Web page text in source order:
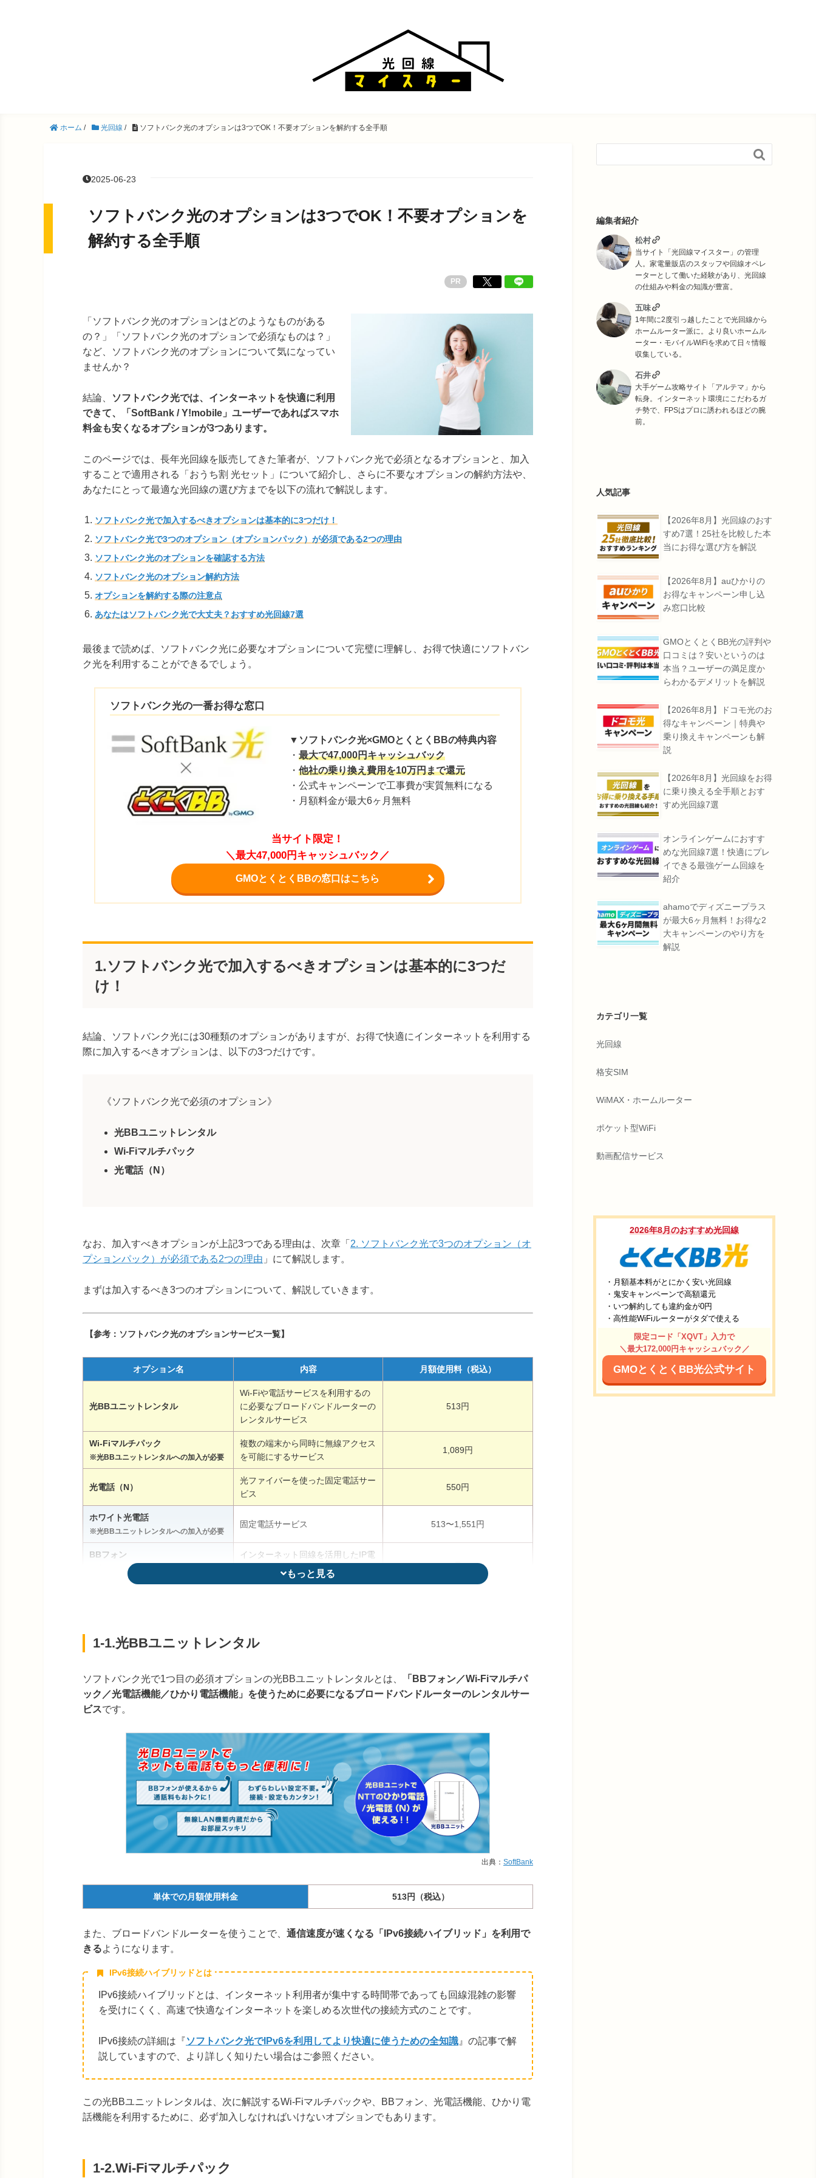
ホーム / 光回線 / ソフトバンク光のオプションは3つでOK！不要オプションを解約する全手順
2025-06-23
ソフトバンク光のオプションは3つでOK！不要オプションを
解約する全手順
PR
「ソフトバンク光のオプションはどのようなものがある
の？」「ソフトバンク光のオプションで必須なものは？」
など、ソフトバンク光のオプションについて気になってい
ませんか？
結論、
ソフトバンク光では、インターネットを快適に利用
できて、「SoftBank / Y!mobile」ユーザーであればスマホ
料金も安くなるオプションが3つあります。
このページでは、長年光回線を販売してきた筆者が、ソフトバンク光で必須となるオプションと、加入
することで適用される「おうち割 光セット」について紹介し、さらに不要なオプションの解約方法や、
あなたにとって最適な光回線の選び方までを以下の流れで解説します。
ソフトバンク光で加入するべきオプションは基本的に3つだけ！
ソフトバンク光で3つのオプション（オプションパック）が必須である2つの理由
ソフトバンク光のオプションを確認する方法
ソフトバンク光のオプション解約方法
オプションを解約する際の注意点
あなたはソフトバンク光で大丈夫？おすすめ光回線7選
最後まで読めば、ソフトバンク光に必要なオプションについて完璧に理解し、お得で快適にソフトバン
ク光を利用することができるでしょう。
ソフトバンク光の一番お得な窓口
▼ソフトバンク光×GMOとくとくBBの特典内容
・最大で47,000円キャッシュバック
・他社の乗り換え費用を10万円まで還元
・公式キャンペーンで工事費が実質無料になる
・月額料金が最大6ヶ月無料
当サイト限定！
＼最大47,000円キャッシュバック／
GMOとくとくBBの窓口はこちら
1.ソフトバンク光で加入するべきオプションは基本的に3つだ
け！
結論、ソフトバンク光には30種類のオプションがありますが、お得で快適にインターネットを利用する
際に加入するべきオプションは、以下の3つだけです。
《ソフトバンク光で必須のオプション》
光BBユニットレンタル
Wi-Fiマルチパック
光電話（N）
なお、加入すべきオプションが上記3つである理由は、次章「 2. ソフトバンク光で3つのオプション（オ
プションパック）が必須である2つの理由 」にて解説します。
まずは加入するべき3つのオプションについて、解説していきます。
【参考：ソフトバンク光のオプションサービス一覧】
オプション名 内容 月額使用料（税込）
光BBユニットレンタル
Wi-Fiや電話サービスを利用するの
に必要なブロードバンドルーターの
レンタルサービス
513円
Wi-Fiマルチパック
※光BBユニットレンタルへの加入が必要
複数の端末から同時に無線アクセス
を可能にするサービス
1,089円
光電話（N）
光ファイバーを使った固定電話サー
ビス
550円
ホワイト光電話
※光BBユニットレンタルへの加入が必要
固定電話サービス 513〜1,551円
BBフォン
※光BBユニットレンタルへの加入が必要
インターネット回線を活用したIP電
–
※光BBユニットレンタル、光電話（N）
光電話（N）が使えるサービス
ひかり電話機能
※光BBユニットレンタルへの加入が必要
NTTのひかり電話が使えるサービス 409円
公衆無線LAN（おでかけアクセス）
全国に広がるBBモバイルポイント
で、外出先でもワイヤレスでインタ
ーネットを利用できるサービス
319円
海外ローミング（おでかけアクセ
世界約150ヵ国、100万ヵ所以上の
アクセスポイントで利用が可能にな
るサービス
公衆電話やPHSからインターネット
ホームゲートウェイ（N）／無線
LAN（N）
495円／330円
ソフトバンク光テレビ
アンテナ要らずで地上／BSデジタ
送が受信できるサービス
地デジチューナー（R）
ックへの加入が必要
タブレットで可能になるサービス
ひかりTV
やビデオ作品が楽しめる映像サービ
2,750〜3,850円
スカパー！
ご自宅のテレビで、多彩なジャンル
もっと見る
1-1.光BBユニットレンタル
ソフトバンク光で1つ目の必須オプションの光BBユニットレンタルとは、
「BBフォン／Wi-Fiマルチパ
ック／光電話機能／ひかり電話機能」を使うために必要になるブロードバンドルーターのレンタルサー
ビスです。
出典： SoftBank
単体での月額使用料金 513円（税込）
また、ブロードバンドルーターを使うことで、 通信速度が速くなる「IPv6接続ハイブリッド」を利用で
きるようになります。
IPv6接続ハイブリッドとは
IPv6接続ハイブリッドとは、インターネット利用者が集中する時間帯であっても回線混雑の影響
を受けにくく、高速で快適なインターネットを楽しめる次世代の接続方式のことです。
IPv6接続の詳細は『ソフトバンク光でIPv6を利用してより快適に使うための全知識 』の記事で解
説していますので、より詳しく知りたい場合はご参照ください。
この光BBユニットレンタルは、次に解説するWi-Fiマルチパックや、BBフォン、光電話機能、ひかり電
話機能を利用するために、必ず加入しなければいけないオプションでもあります。
1-2.Wi-Fiマルチパック

編集者紹介
松村
当サイト「光回線マイスター」の管理
人。家電量販店のスタッフや回線オペレ
ーターとして働いた経験があり、光回線
の仕組みや料金の知識が豊富。
五味
1年間に2度引っ越したことで光回線から
ホームルーター派に。より良いホームル
ーター・モバイルWiFiを求めて日々情報
収集している。
石井
大手ゲーム攻略サイト「アルテマ」から
転身。インターネット環境にこだわるガ
チ勢で、FPSはプロに誘われるほどの腕
前。
人気記事
【2026年8月】光回線のおす
すめ7選！25社を比較した本
当にお得な選び方を解説
【2026年8月】auひかりの
お得なキャンペーン申し込
み窓口比較
GMOとくとくBB光の評判や
口コミは？安いというのは
本当？ユーザーの満足度か
らわかるデメリットを解説
【2026年8月】ドコモ光のお
得なキャンペーン｜特典や
乗り換えキャンペーンも解
説
【2026年8月】光回線をお得
に乗り換える全手順とおす
すめ光回線7選
オンラインゲームにおすす
めな光回線7選！快適にプレ
イできる最強ゲーム回線を
紹介
ahamoでディズニープラス
が最大6ヶ月無料！お得な2
大キャンペーンのやり方を
解説
カテゴリ一覧
光回線
格安SIM
WiMAX・ホームルーター
ポケット型WiFi
動画配信サービス
2026年8月のおすすめ光回線
・月額基本料がとにかく安い光回線
・鬼安キャンペーンで高額還元
・いつ解約しても違約金が0円
・高性能WiFiルーターがタダで使える
限定コード「XQVT」入力で
＼最大172,000円キャッシュバック／
GMOとくとくBB光公式サイト